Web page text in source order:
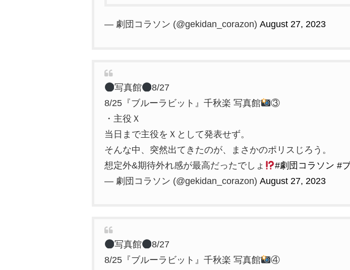
— 劇団コラソン (@gekidan_corazon) August 27, 2023
写真館
8/27
8/25『ブルーラビット』千秋楽 写真館
③
・主役Ｘ
当日まで主役をＸとして発表せず。
そんな中、突然出てきたのが、まさかのポリスじろう。
想定外&期待外れ感が最高だったでしょ
#劇団コラソン #
— 劇団コラソン (@gekidan_corazon) August 27, 2023
写真館
8/27
8/25『ブルーラビット』千秋楽 写真館
④